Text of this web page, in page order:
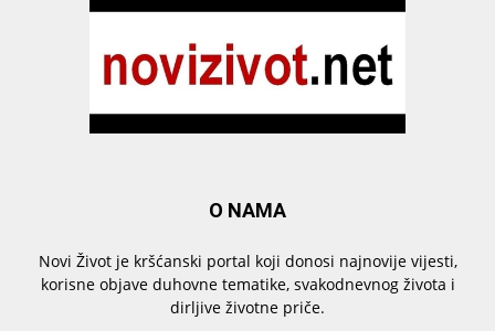
O NAMA
Novi Život je kršćanski portal koji donosi najnovije vijesti,
korisne objave duhovne tematike, svakodnevnog života i
dirljive životne priče.